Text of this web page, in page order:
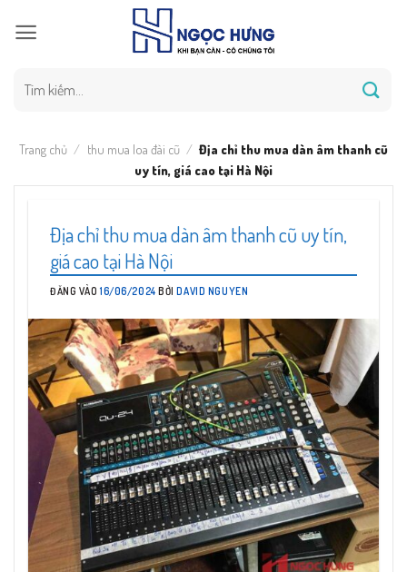
qua
kiếm:
Trang chủ / thu mua loa đài cũ / Địa chỉ thu mua dàn âm thanh cũ
uy tín, giá cao tại Hà Nội
Địa chỉ thu mua dàn âm thanh cũ uy tín,
giá cao tại Hà Nội
ĐĂNG VÀO16/06/2024 BỞIDAVID NGUYEN